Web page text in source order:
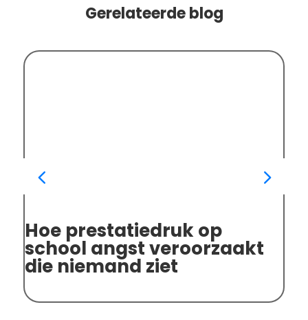
Gerelateerde blog
Hoe prestatiedruk op
school angst veroorzaakt
die niemand ziet